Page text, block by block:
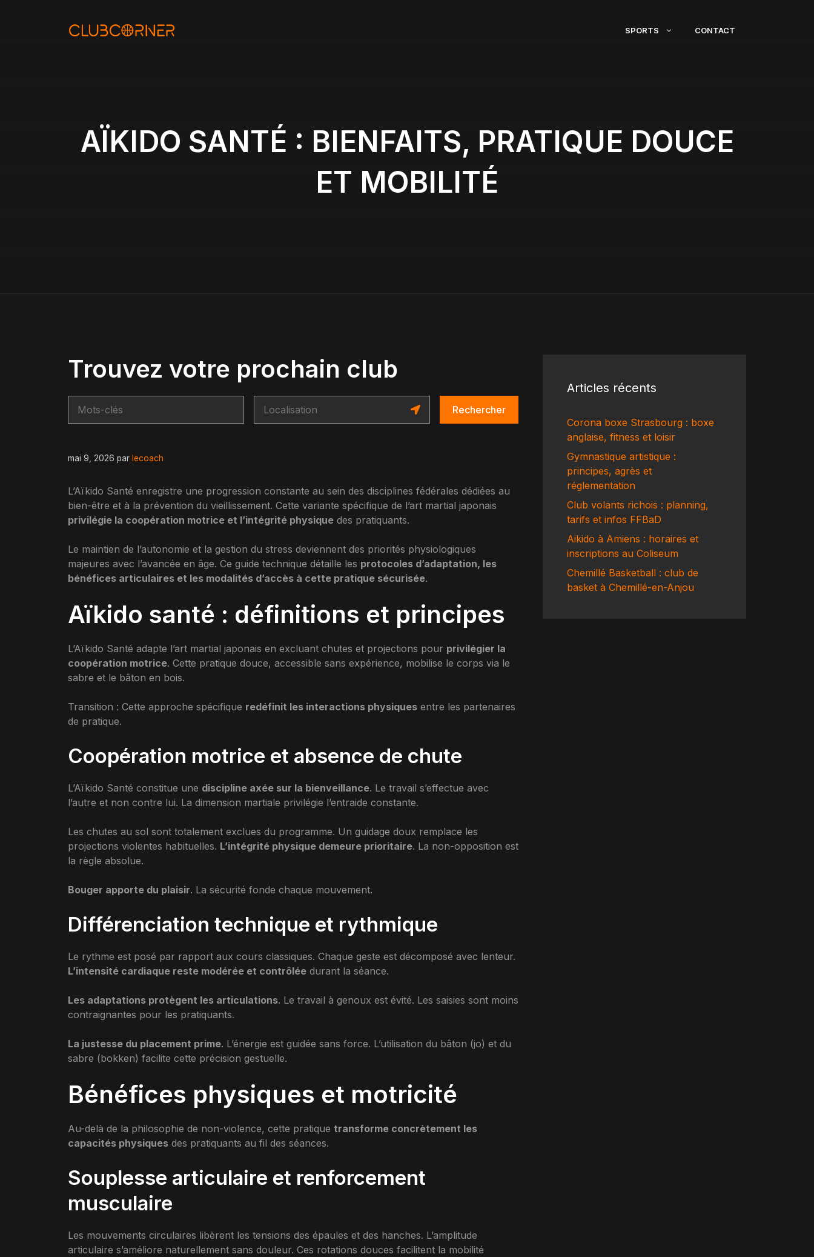
SPORTS CONTACT
AÏKIDO SANTÉ : BIENFAITS, PRATIQUE DOUCE
ET MOBILITÉ
Trouvez votre prochain club
Rechercher
mai 9, 2026 par lecoach
L’Aïkido Santé enregistre une progression constante au sein des disciplines fédérales dédiées au
bien-être et à la prévention du vieillissement. Cette variante spécifique de l’art martial japonais
privilégie la coopération motrice et l’intégrité physique des pratiquants.
Le maintien de l’autonomie et la gestion du stress deviennent des priorités physiologiques
majeures avec l’avancée en âge. Ce guide technique détaille les protocoles d’adaptation, les
bénéfices articulaires et les modalités d’accès à cette pratique sécurisée.
Aïkido santé : définitions et principes
L’Aïkido Santé adapte l’art martial japonais en excluant chutes et projections pour privilégier la
coopération motrice. Cette pratique douce, accessible sans expérience, mobilise le corps via le
sabre et le bâton en bois.
Transition : Cette approche spécifique redéfinit les interactions physiques entre les partenaires
de pratique.
Coopération motrice et absence de chute
L’Aïkido Santé constitue une discipline axée sur la bienveillance. Le travail s’effectue avec
l’autre et non contre lui. La dimension martiale privilégie l’entraide constante.
Les chutes au sol sont totalement exclues du programme. Un guidage doux remplace les
projections violentes habituelles. L’intégrité physique demeure prioritaire. La non-opposition est
la règle absolue.
Bouger apporte du plaisir. La sécurité fonde chaque mouvement.
Différenciation technique et rythmique
Le rythme est posé par rapport aux cours classiques. Chaque geste est décomposé avec lenteur.
L’intensité cardiaque reste modérée et contrôlée durant la séance.
Les adaptations protègent les articulations. Le travail à genoux est évité. Les saisies sont moins
contraignantes pour les pratiquants.
La justesse du placement prime. L’énergie est guidée sans force. L’utilisation du bâton (jo) et du
sabre (bokken) facilite cette précision gestuelle.
Bénéfices physiques et motricité
Au-delà de la philosophie de non-violence, cette pratique transforme concrètement les
capacités physiques des pratiquants au fil des séances.
Souplesse articulaire et renforcement
musculaire
Les mouvements circulaires libèrent les tensions des épaules et des hanches. L’amplitude
articulaire s’améliore naturellement sans douleur. Ces rotations douces facilitent la mobilité
Articles récents
Corona boxe Strasbourg : boxe
anglaise, fitness et loisir
Gymnastique artistique :
principes, agrès et
réglementation
Club volants richois : planning,
tarifs et infos FFBaD
Aikido à Amiens : horaires et
inscriptions au Coliseum
Chemillé Basketball : club de
basket à Chemillé-en-Anjou